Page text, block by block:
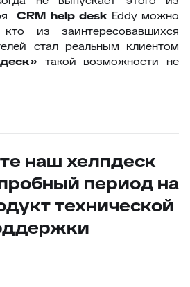
CRM help desk Eddy можно
из заинтересовавшихся
стал реальным клиентом
такой возможности не
наш хелпдеск
период на
технической